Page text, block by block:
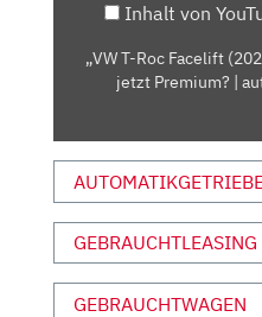
KÖNIG,
JETZT
PREMIUM?
MOTOR
UND
SPORT“
VON
ANZEIGEN
Inhalt von
„VW T-Roc Facelift
jetzt Premium? |
GEBRAUCHTLEASING
GEBRAUCHTWAGEN